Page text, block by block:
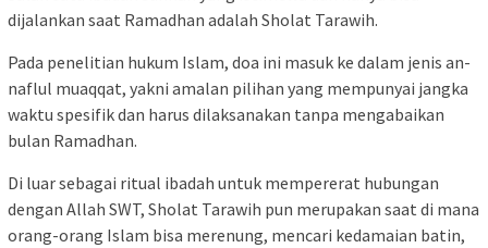
dijalankan saat Ramadhan adalah Sholat Tarawih.
Pada penelitian hukum Islam, doa ini masuk ke dalam jenis an-
naflul muaqqat, yakni amalan pilihan yang mempunyai jangka
waktu spesifik dan harus dilaksanakan tanpa mengabaikan
bulan Ramadhan.
Di luar sebagai ritual ibadah untuk mempererat hubungan
dengan Allah SWT, Sholat Tarawih pun merupakan saat di mana
orang-orang Islam bisa merenung, mencari kedamaian batin,